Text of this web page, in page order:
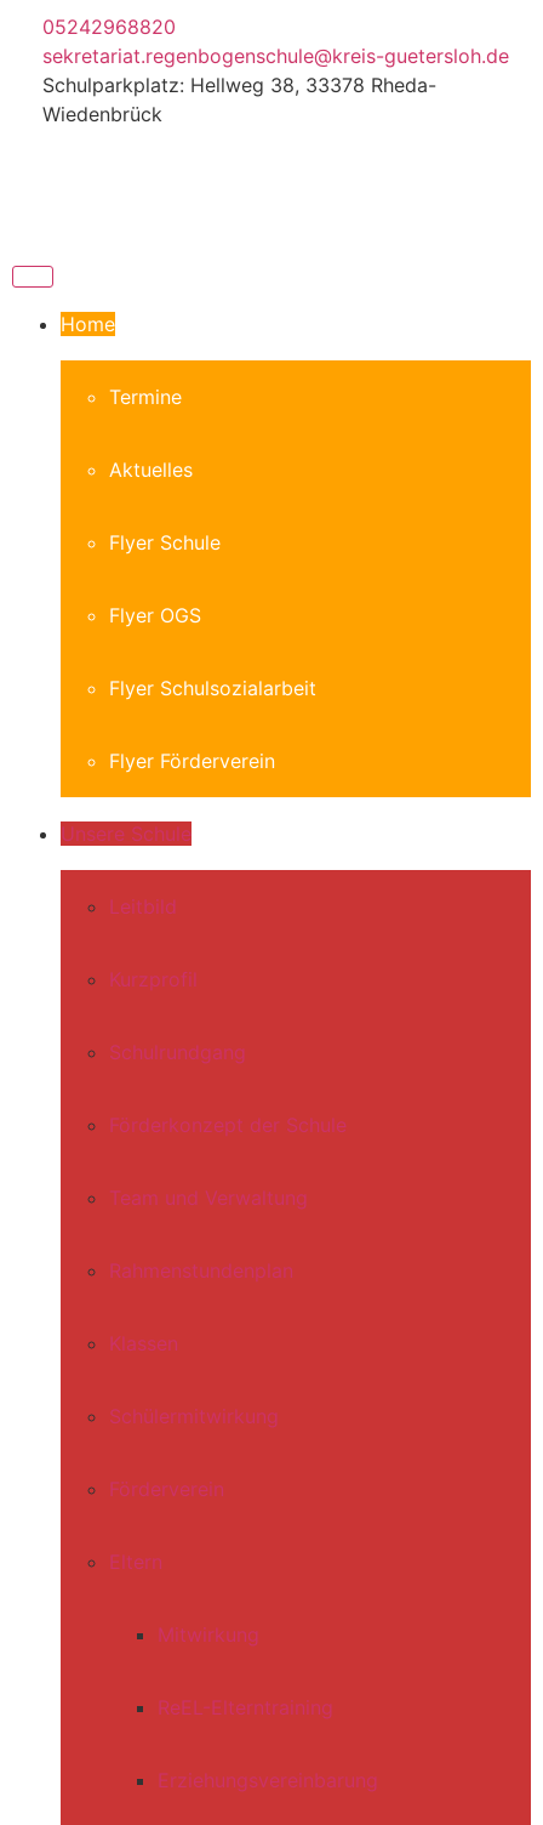
05242968820
sekretariat.regenbogenschule@kreis-guetersloh.de
Schulparkplatz: Hellweg 38, 33378 Rheda-
Wiedenbrück
Home
Termine
Aktuelles
Flyer Schule
Flyer OGS
Flyer Schulsozialarbeit
Flyer Förderverein
Unsere Schule
Leitbild
Kurzprofil
Schulrundgang
Förderkonzept der Schule
Team und Verwaltung
Rahmenstundenplan
Klassen
Schülermitwirkung
Förderverein
Eltern
Mitwirkung
ReEL-Elterntraining
Erziehungsvereinbarung